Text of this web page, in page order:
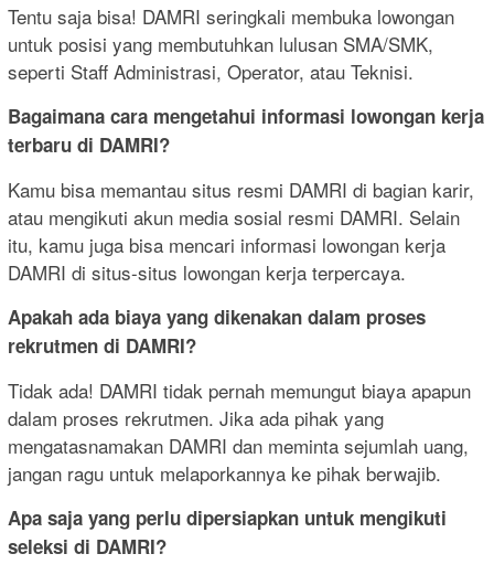
Tentu saja bisa! DAMRI seringkali membuka lowongan
untuk posisi yang membutuhkan lulusan SMA/SMK,
seperti Staff Administrasi, Operator, atau Teknisi.
Bagaimana cara mengetahui informasi lowongan kerja
terbaru di DAMRI?
Kamu bisa memantau situs resmi DAMRI di bagian karir,
atau mengikuti akun media sosial resmi DAMRI. Selain
itu, kamu juga bisa mencari informasi lowongan kerja
DAMRI di situs-situs lowongan kerja terpercaya.
Apakah ada biaya yang dikenakan dalam proses
rekrutmen di DAMRI?
Tidak ada! DAMRI tidak pernah memungut biaya apapun
dalam proses rekrutmen. Jika ada pihak yang
mengatasnamakan DAMRI dan meminta sejumlah uang,
jangan ragu untuk melaporkannya ke pihak berwajib.
Apa saja yang perlu dipersiapkan untuk mengikuti
seleksi di DAMRI?